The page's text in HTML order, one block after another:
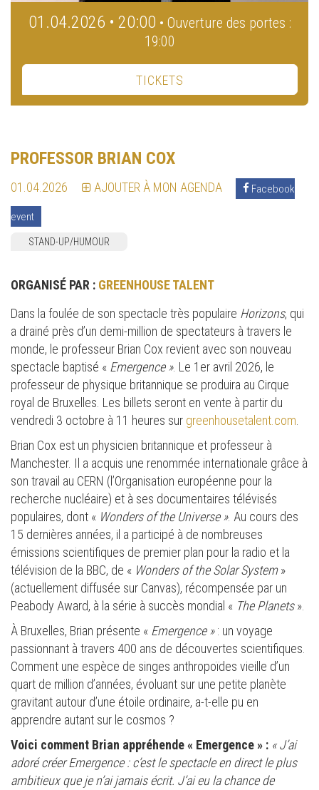
01.04.2026 • 20:00 • Ouverture des portes :
19:00
TICKETS
PROFESSOR BRIAN COX
01.04.2026 AJOUTER À MON AGENDA Facebook
event
STAND-UP/HUMOUR
ORGANISÉ PAR : GREENHOUSE TALENT
Dans la foulée de son spectacle très populaire Horizons, qui
a drainé près d’un demi-million de spectateurs à travers le
monde, le professeur Brian Cox revient avec son nouveau
spectacle baptisé « Emergence ». Le 1er avril 2026, le
professeur de physique britannique se produira au Cirque
royal de Bruxelles. Les billets seront en vente à partir du
vendredi 3 octobre à 11 heures sur greenhousetalent.com.
Brian Cox est un physicien britannique et professeur à
Manchester. Il a acquis une renommée internationale grâce à
son travail au CERN (l’Organisation européenne pour la
recherche nucléaire) et à ses documentaires télévisés
populaires, dont « Wonders of the Universe ». Au cours des
15 dernières années, il a participé à de nombreuses
émissions scientifiques de premier plan pour la radio et la
télévision de la BBC, de « Wonders of the Solar System»
(actuellement diffusée sur Canvas), récompensée par un
Peabody Award, à la série à succès mondial « The Planets».
À Bruxelles, Brian présente « Emergence »: un voyage
passionnant à travers 400 ans de découvertes scientifiques.
Comment une espèce de singes anthropoïdes vieille d’un
quart de million d’années, évoluant sur une petite planète
gravitant autour d’une étoile ordinaire, a-t-elle pu en
apprendre autant sur le cosmos ?
Voici comment Brian appréhende « Emergence » : « J’ai
adoré créer Emergence : c’est le spectacle en direct le plus
ambitieux que je n’ai jamais écrit. J’ai eu la chance de